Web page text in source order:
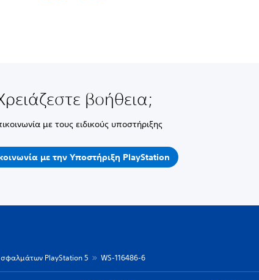
βοήθεια;
με τους ειδικούς υποστήριξης
με την Υποστήριξη PlayStation
σφαλμάτων PlayStation 5 WS-116486-6